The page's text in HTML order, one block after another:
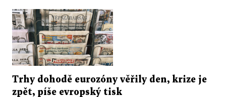
Trhy dohodě eurozóny věřily den, krize je
zpět, píše evropský tisk